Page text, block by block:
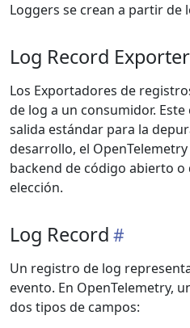
Loggers se crean a partir de
Log Record Exporter
Los Exportadores de
de log a un consumidor.
salida estándar para la
desarrollo, el
backend de código abierto
elección.
Log Record
Un registro de log
evento. En OpenTelemetry,
dos tipos de campos: